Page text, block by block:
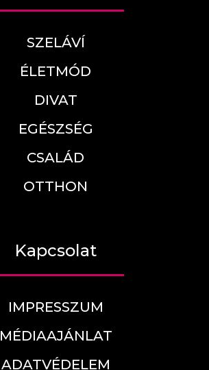
SZELÁVÍ
ÉLETMÓD
DIVAT
EGÉSZSÉG
CSALÁD
OTTHON
Kapcsolat
IMPRESSZUM
MÉDIAAJÁNLAT
ADATVÉDELEM